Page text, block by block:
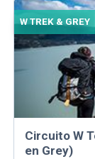
W TREK & GREY
Circuito W
en Grey)